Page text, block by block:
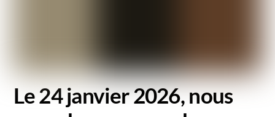
Le 24 janvier 2026, nous